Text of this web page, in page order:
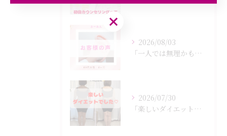
2026/08/03
「一人では無理かも…」
2026/07/30
「楽しいダイエットでした♡」
ご予約はこちら